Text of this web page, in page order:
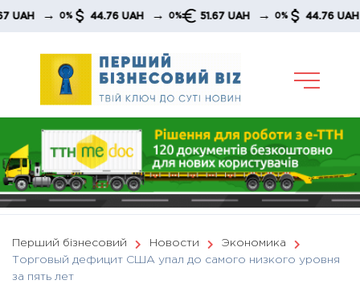
Skip
→ 0% 44.76 UAH → 0% 51.67 UAH → 0% 44.76 UAH →
Перший бізнесовий Новости
Экономика
Торговый дефицит США упал до самого низкого уровня
за пять лет